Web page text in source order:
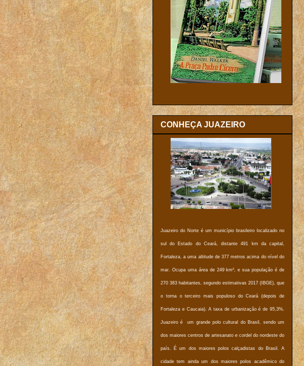
CONHEÇA JUAZEIRO
Juazeiro do Norte é um município brasileiro localizado no
sul do Estado do Ceará, distante 491 km da capital,
Fortaleza, a uma altitude de 377 metros acima do nível do
mar. Ocupa uma área de 249 km², e sua população é de
270 383 habitantes, segundo estimativas 2017 (IBGE), que
o torna o terceiro mais populoso do Ceará (depois de
Fortaleza e Caucaia). A taxa de urbanização é de 95,3%.
Juazeiro é um grande polo cultural do Brasil, sendo um
dos maiores centros de artesanato e cordel do nordeste do
país. É um dos maiores polos calçadistas do Brasil. A
cidade tem ainda um dos maiores polos acadêmico do